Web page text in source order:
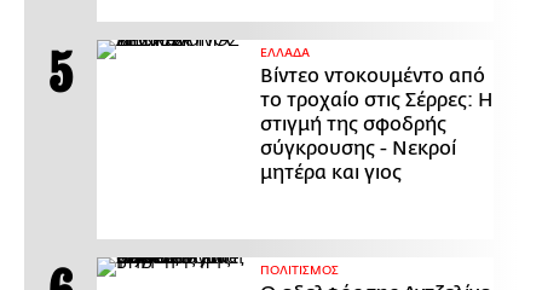
ΕΛΛΑΔΑ
Βίντεο ντοκουμέντο από
το τροχαίο στις Σέρρες: Η
στιγμή της σφοδρής
σύγκρουσης - Νεκροί
μητέρα και γιος
ΠΟΛΙΤΙΣΜΟΣ